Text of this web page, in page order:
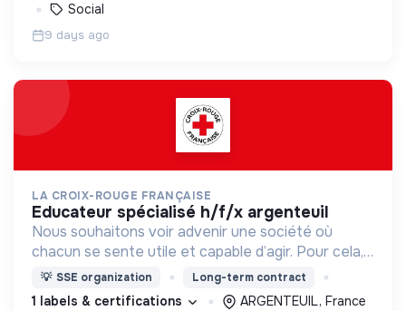
Social
9 days ago
LA CROIX-ROUGE FRANÇAISE
educateur spécialisé h/f/x argenteuil
Nous souhaitons voir advenir une société où
chacun se sente utile et capable d’agir. Pour cela,
nous proposons des moyens et des lieux
d’engagement innovants et adaptés à tous.
💡 SSE organization Long-term contract
1 labels & certifications
ARGENTEUIL, France